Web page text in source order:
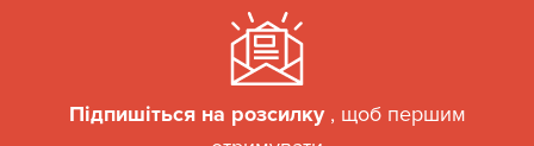
Підпишіться на розсилку , щоб першим